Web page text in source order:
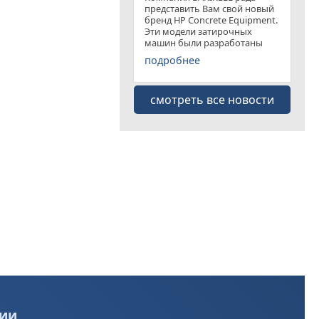
представить Вам свой новый
бренд HP Concrete Equipment.
Эти модели затирочных
машин были разработаны
специально для
удовлетворения рынка
класса . Данная "белая линия"
представлена несколькими
моделями
подробнее
смотреть все новости